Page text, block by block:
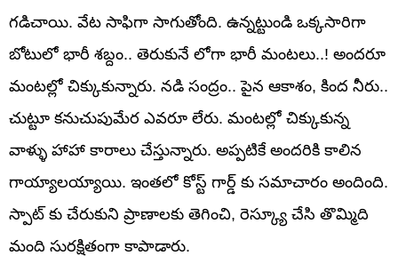
గడిచాయి. వేట సాఫిగా సాగుతోంది. ఉన్నట్టుండి ఒక్కసారిగా
బోటులో భారీ శబ్దం.. తెరుకునే లోగా భారీ మంటలు..! అందరూ
మంటల్లో చిక్కుకున్నారు. నడి సంద్రం.. పైన ఆకాశం, కింద నీరు..
చుట్టూ కనుచుపుమేర ఎవరూ లేరు. మంటల్లో చిక్కుకున్న
వాళ్ళు హాహా కారాలు చేస్తున్నారు. అప్పటికే అందరికి కాలిన
గాయ్యాలయ్యాయి. ఇంతలో కోస్ట్ గార్డ్ కు సమాచారం అందింది.
స్పాట్ కు చేరుకుని ప్రాణాలకు తెగించి, రెస్క్యూ చేసి తొమ్మిది
మంది సురక్షితంగా కాపాడారు.